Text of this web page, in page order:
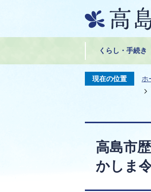
くらし・手続き
現在の位置 ホ
高島市
かしま